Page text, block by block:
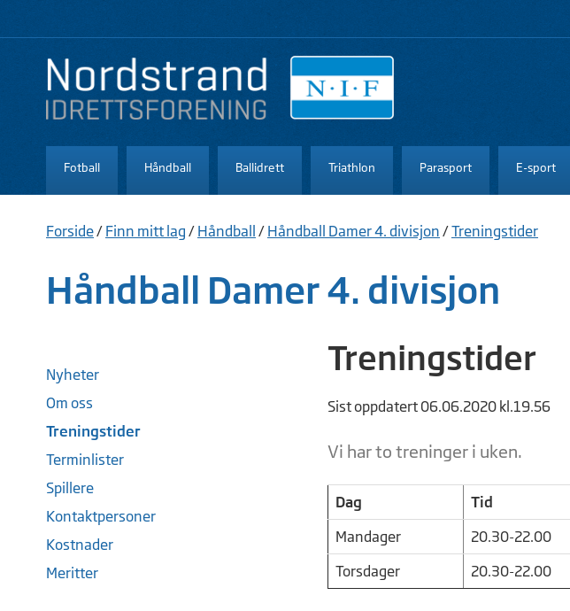
Fotball Håndball Ballidrett Triathlon Parasport E-sport
Forside/ Finn mitt lag / Håndball / Håndball Damer 4. divisjon /Treningstider
Håndball Damer 4. divisjon
Nyheter
Om oss
Treningstider
Terminlister
Spillere
Kontaktpersoner
Kostnader
Meritter
Treningstider
Sist oppdatert 06.06.2020 kl.19.56
Vi har to treninger i uken.
Dag Tid
Mandager
20.30-22.00
Torsdager
20.30-22.00